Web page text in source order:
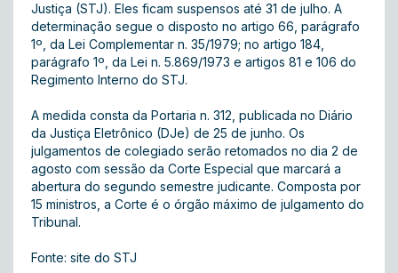
Justiça (STJ). Eles ficam suspensos até 31 de julho. A
determinação segue o disposto no artigo 66, parágrafo
1º, da Lei Complementar n. 35/1979; no artigo 184,
parágrafo 1º, da Lei n. 5.869/1973 e artigos 81 e 106 do
Regimento Interno do STJ.
A medida consta da Portaria n. 312, publicada no Diário
da Justiça Eletrônico (DJe) de 25 de junho. Os
julgamentos de colegiado serão retomados no dia 2 de
agosto com sessão da Corte Especial que marcará a
abertura do segundo semestre judicante. Composta por
15 ministros, a Corte é o órgão máximo de julgamento do
Tribunal.
Fonte: site do STJ